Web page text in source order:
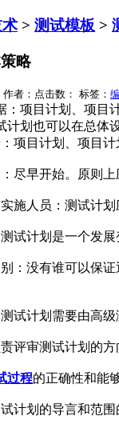
> 测试模板 >
略
作者： 点击数： 标签：
：项目计划、项目
计划也可以在总体
项目计划、项目
尽早开始。原则上
施人员：测试计
试计划是一个发
：没有谁可以保
试计划需要由高
责评审测试计划的
过程的正确性和能
试计划的导言和范